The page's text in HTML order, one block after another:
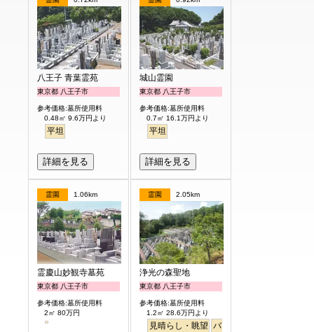
八王子 青葉霊苑
東京都 八王子市
参考価格:墓所使用料
0.48㎡ 9.6万円より
平坦
詳細を見る
城山霊園
東京都 八王子市
参考価格:墓所使用料
0.7㎡ 16.1万円より
平坦
詳細を見る
霊園 1.06km
霊慶山妙観寺墓苑
東京都 八王子市
参考価格:墓所使用料
2㎡ 80万円
霊園 2.05km
浄光の森聖地
東京都 八王子市
参考価格:墓所使用料
1.2㎡ 28.6万円より
見晴らし・眺望 バリアフリー